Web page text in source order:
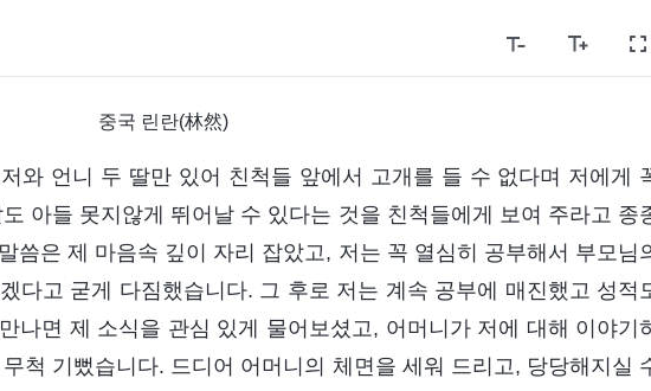
중국 린란(林然)
와 언니 두 딸만 있어 친척들 앞에서 고개를 들 수 없다며 저에게
아들 못지않게 뛰어날 수 있다는 것을 친척들에게 보여 주라고 종
씀은 제 마음속 깊이 자리 잡았고, 저는 꼭 열심히 공부해서 부모님
다고 굳게 다짐했습니다. 그 후로 저는 계속 공부에 매진했고 성적
나면 제 소식을 관심 있게 물어보셨고, 어머니가 저에 대해 이야기
척 기뻤습니다. 드디어 어머니의 체면을 세워 드리고, 당당해지실